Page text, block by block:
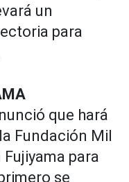
un
para
que hará
Fundación Mil
para
se